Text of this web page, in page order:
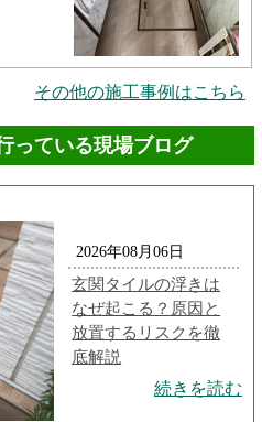
その他の施工事例はこちら
っている現場ブログ
2026年08月06日
玄関タイルの浮きは
なぜ起こる？原因と
放置するリスクを徹
底解説
続きを読む